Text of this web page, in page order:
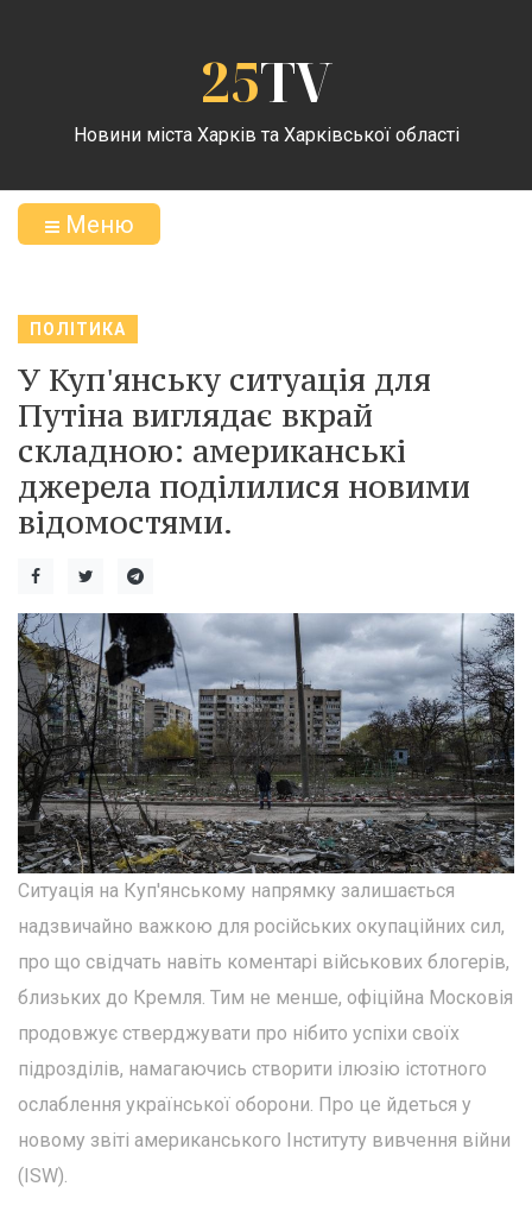
25TV
Новини міста Харків та Харківської області
Меню
ПОЛІТИКА
У Куп'янську ситуація для
Путіна виглядає вкрай
складною: американські
джерела поділилися новими
відомостями.
Ситуація на Куп'янському напрямку залишається
надзвичайно важкою для російських окупаційних сил,
про що свідчать навіть коментарі військових блогерів,
близьких до Кремля. Тим не менше, офіційна Московія
продовжує стверджувати про нібито успіхи своїх
підрозділів, намагаючись створити ілюзію істотного
ослаблення української оборони. Про це йдеться у
новому звіті американського Інституту вивчення війни
(ISW).